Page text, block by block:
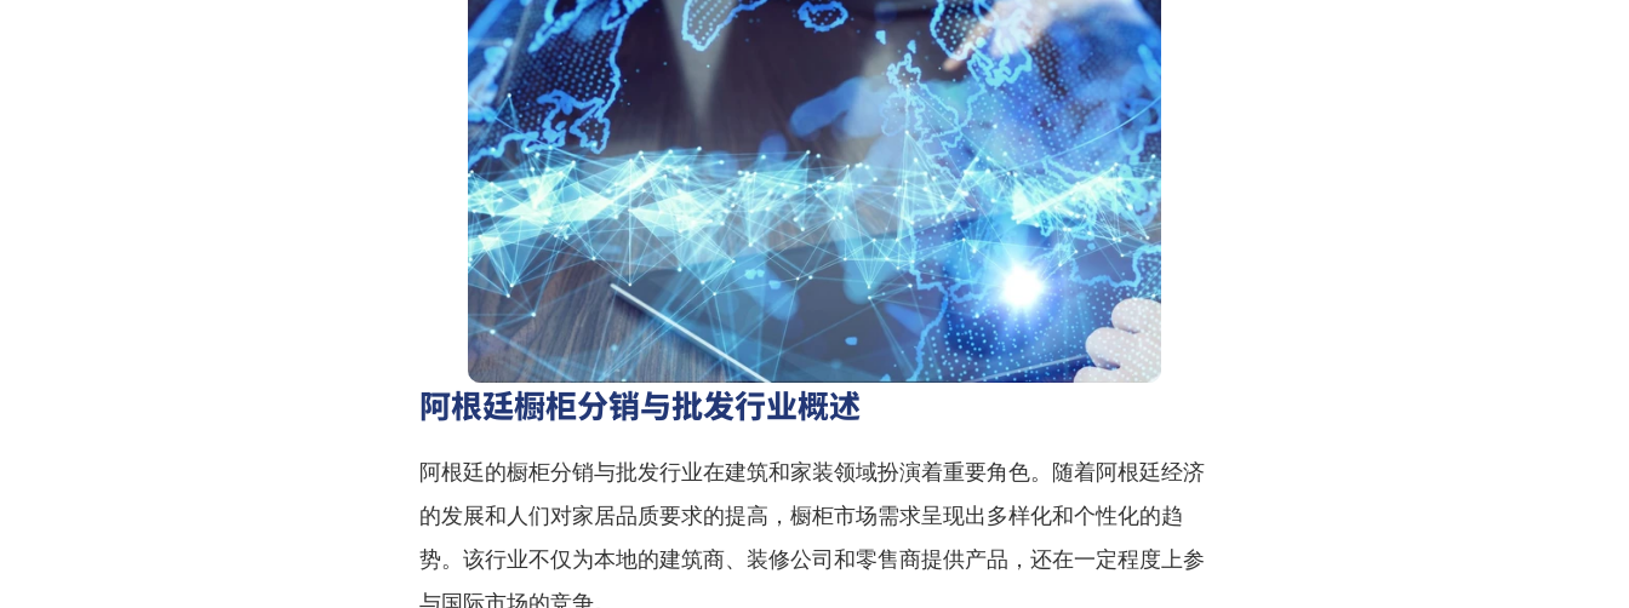
阿根廷橱柜分销与批发行业概述
阿根廷的橱柜分销与批发行业在建筑和家装领域扮演着重要角色。随着阿根廷经济
的发展和人们对家居品质要求的提高，橱柜市场需求呈现出多样化和个性化的趋
势。该行业不仅为本地的建筑商、装修公司和零售商提供产品，还在一定程度上参
与国际市场的竞争。